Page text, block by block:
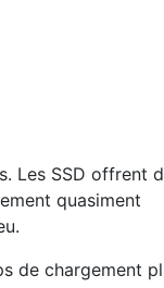
Les SSD offrent
quasiment
de chargement